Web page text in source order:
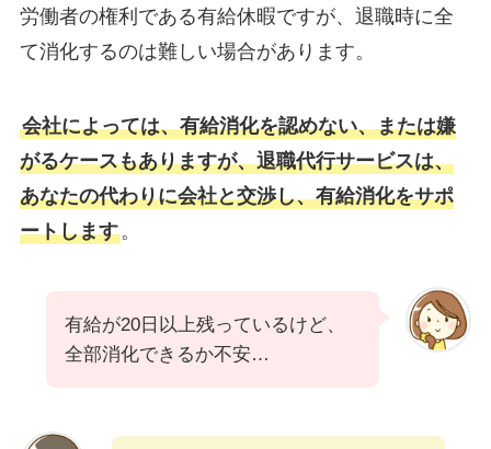
労働者の権利である有給休暇ですが、退職時に全
て消化するのは難しい場合があります。
会社によっては、有給消化を認めない、または嫌
がるケースもありますが、退職代行サービスは、
あなたの代わりに会社と交渉し、有給消化をサポ
ートします。
有給が20日以上残っているけど、
全部消化できるか不安…